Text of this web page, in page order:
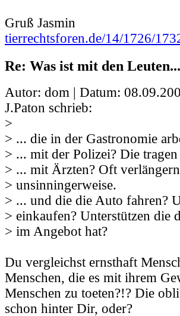
Gruß Jasmin
tierrechtsforen.de/14/1726/
Re: Was ist mit den Leuten...
Autor: dom | Datum:
J.Paton schrieb:
>
> ... die in der Gastronomie
> ... mit der Polizei? Die
> ... mit Ärzten? Oft
> unsinningerweise.
> ... und die die Auto fahren?
> einkaufen? Unterstützen die
> im Angebot hat?
Du vergleichst ernsthaft
Menschen, die es mit ihrem
Menschen zu toeten?!? Die
schon hinter Dir, oder?